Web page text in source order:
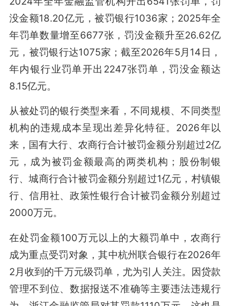
没金额18.20亿元，被罚银行1036家；2025年全
年罚单数量增至6677张，罚没金额升至26.62亿
元，被罚银行达1075家；截至2026年5月14日，
年内银行业罚单开出2247张罚单，罚没金额达
8.15亿元。
从被处罚的银行类型来看，不同规模、不同类型
机构的违规成本呈现出差异化特征。2026年以
来，国有大行、农商行合计被罚金额分别超过2亿
元，成为被罚金额最高的两类机构；股份制银
行、城商行合计被罚金额分别超过1亿元，村镇银
行、信用社、政策性银行合计被罚金额分别超过
2000万元。
在处罚金额100万元以上的大额罚单中，农商行
成为重点受罚对象，其中杭州联合银行在2026年
2月收到的千万元级罚单，尤为引人关注。因贷款
管理不到位、数据报送不准确等主要违法违规行